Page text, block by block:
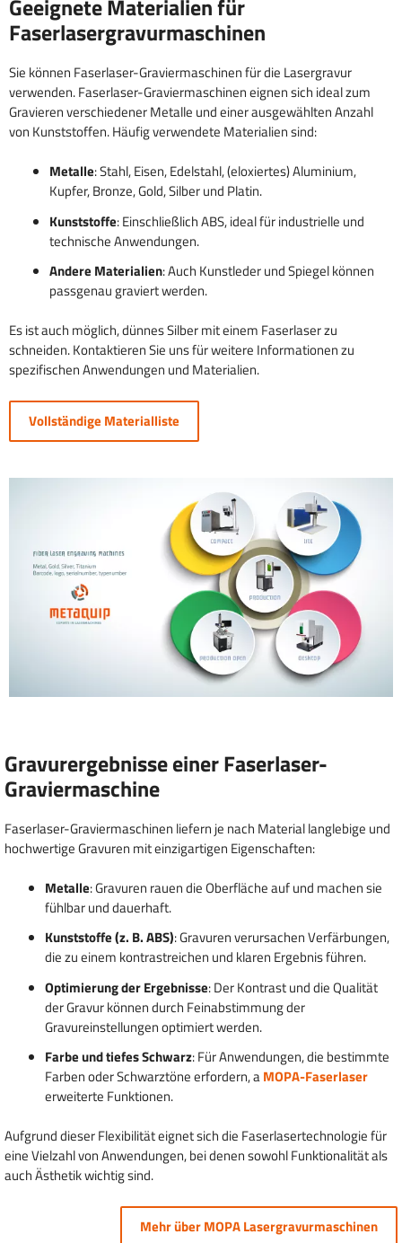
Geeignete Materialien für
Faserlasergravurmaschinen
Sie können Faserlaser-Graviermaschinen für die Lasergravur
verwenden. Faserlaser-Graviermaschinen eignen sich ideal zum
Gravieren verschiedener Metalle und einer ausgewählten Anzahl
von Kunststoffen. Häufig verwendete Materialien sind:
Metalle: Stahl, Eisen, Edelstahl, (eloxiertes) Aluminium,
Kupfer, Bronze, Gold, Silber und Platin.
Kunststoffe: Einschließlich ABS, ideal für industrielle und
technische Anwendungen.
Andere Materialien: Auch Kunstleder und Spiegel können
passgenau graviert werden.
Es ist auch möglich, dünnes Silber mit einem Faserlaser zu
schneiden. Kontaktieren Sie uns für weitere Informationen zu
spezifischen Anwendungen und Materialien.
Vollständige Materialliste
Gravurergebnisse einer Faserlaser-
Graviermaschine
Faserlaser-Graviermaschinen liefern je nach Material langlebige und
hochwertige Gravuren mit einzigartigen Eigenschaften:
Metalle: Gravuren rauen die Oberfläche auf und machen sie
fühlbar und dauerhaft.
Kunststoffe (z. B. ABS): Gravuren verursachen Verfärbungen,
die zu einem kontrastreichen und klaren Ergebnis führen.
Optimierung der Ergebnisse: Der Kontrast und die Qualität
der Gravur können durch Feinabstimmung der
Gravureinstellungen optimiert werden.
Farbe und tiefes Schwarz: Für Anwendungen, die bestimmte
Farben oder Schwarztöne erfordern, aMOPA-Faserlaser
erweiterte Funktionen.
Aufgrund dieser Flexibilität eignet sich die Faserlasertechnologie für
eine Vielzahl von Anwendungen, bei denen sowohl Funktionalität als
auch Ästhetik wichtig sind.
Mehr über MOPA Lasergravurmaschinen